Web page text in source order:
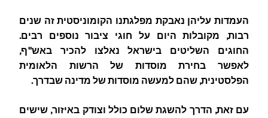
העמדות עליהן נאבקת מפלגתנו הקומוניסטית זה שנים
רבות, מקובלות היום על חוגי ציבור נוספים רבים.
החוגים השליטים בישראל נאלצו להכיר באש"ף,
לאפשר בחירת מוסדות של הרשות הלאומית
הפלסטינית, שהם למעשה מוסדות של מדינה שבדרך.
עם זאת, הדרך להשגת שלום כולל וצודק באיזור, שישים